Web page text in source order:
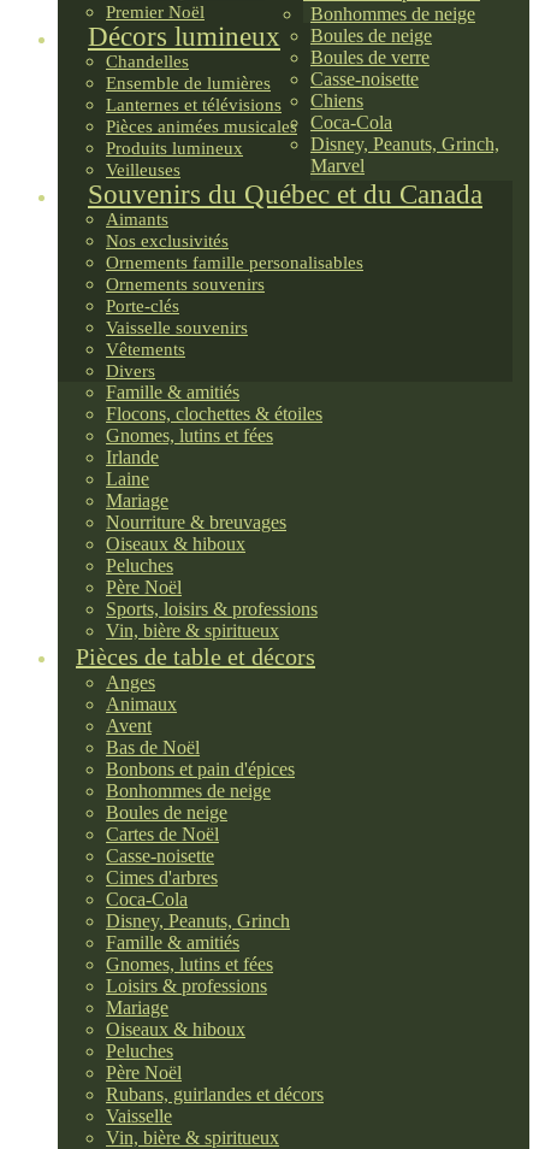
Premier Noël
Décors lumineux
Chandelles
Ensemble de lumières
Lanternes et télévisions
Pièces animées musicales
Produits lumineux
Veilleuses
Souvenirs du Québec et du Canada
Aimants
Nos exclusivités
Ornements famille personalisables
Ornements souvenirs
Porte-clés
Vaisselle souvenirs
Vêtements
Divers
Bonhommes de neige
Boules de neige
Boules de verre
Casse-noisette
Chiens
Coca-Cola
Disney, Peanuts, Grinch,
Marvel
Famille & amitiés
Flocons, clochettes & étoiles
Gnomes, lutins et fées
Irlande
Laine
Mariage
Nourriture & breuvages
Oiseaux & hiboux
Peluches
Père Noël
Sports, loisirs & professions
Vin, bière & spiritueux
Pièces de table et décors
Anges
Animaux
Avent
Bas de Noël
Bonbons et pain d'épices
Bonhommes de neige
Boules de neige
Cartes de Noël
Casse-noisette
Cimes d'arbres
Coca-Cola
Disney, Peanuts, Grinch
Famille & amitiés
Gnomes, lutins et fées
Loisirs & professions
Mariage
Oiseaux & hiboux
Peluches
Père Noël
Rubans, guirlandes et décors
Vaisselle
Vin, bière & spiritueux